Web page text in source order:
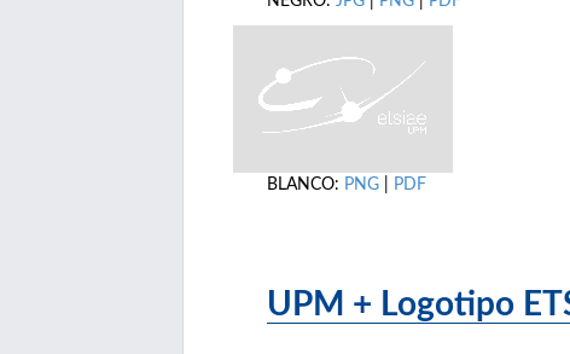
BLANCO: PNG PDF
UPM +